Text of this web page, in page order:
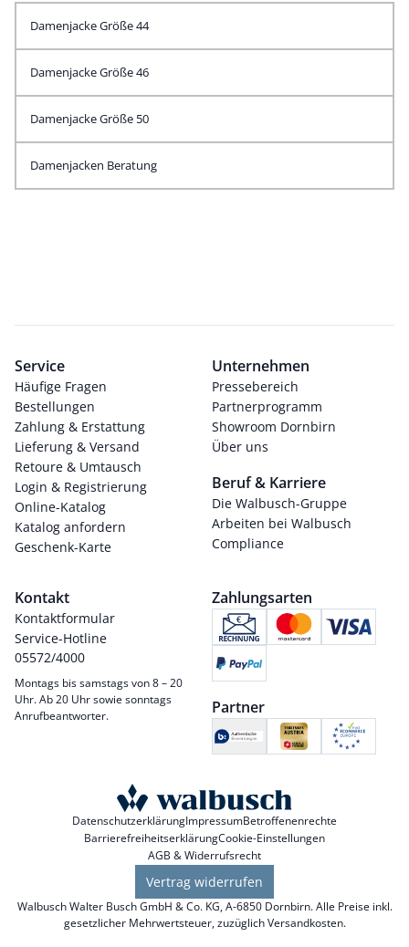
Damenjacke Größe 44
Damenjacke Größe 46
Damenjacke Größe 50
Damenjacken Beratung
Service
Häufige Fragen
Bestellungen
Zahlung & Erstattung
Lieferung & Versand
Retoure & Umtausch
Login & Registrierung
Online-Katalog
Katalog anfordern
Geschenk-Karte
Unternehmen
Pressebereich
Partnerprogramm
Showroom Dornbirn
Über uns
Beruf & Karriere
Die Walbusch-Gruppe
Arbeiten bei Walbusch
Compliance
Kontakt
Kontaktformular
Service-Hotline
05572/4000
Montags bis samstags von 8 – 20
Uhr. Ab 20 Uhr sowie sonntags
Anrufbeantworter.
Zahlungsarten
Partner
DatenschutzerklärungImpressumBetroffenenrechte
BarrierefreiheitserklärungCookie-Einstellungen
AGB & Widerrufsrecht
Vertrag widerrufen
Walbusch Walter Busch GmbH & Co. KG, A-6850 Dornbirn. Alle Preise inkl.
gesetzlicher Mehrwertsteuer, zuzüglichVersandkosten.